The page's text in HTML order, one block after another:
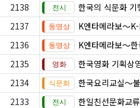
2138
한국의 식문화
2137
K엔타메라보～
2136
K엔타메라보～한
2135
한국영화 기획상
2134
한국요리교실〜
2133
한일친선문화교